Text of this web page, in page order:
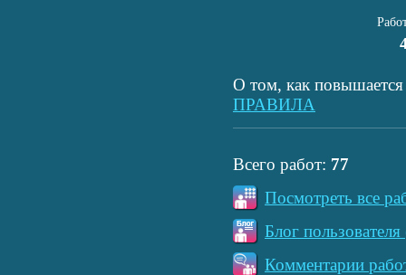
О том, как повышается
ПРАВИЛА
Всего работ: 77
Посмотреть все
Блог
Комментарии